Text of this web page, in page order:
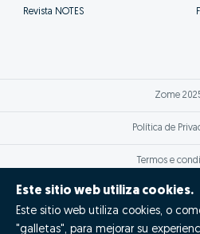
Revista NOTES
Zome
Política de
Termos e
Resolução
Livro de
Este sitio web utiliza cookies.
Este sitio web utiliza cookies, o
"galletas", para mejorar su